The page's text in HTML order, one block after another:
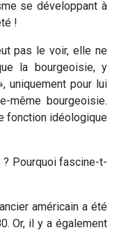
se développant à
!
pas le voir, elle ne
la bourgeoisie, y
uniquement pour lui
même bourgeoisie.
fonction idéologique
? Pourquoi fascine-t-
américain a été
Or, il y a également